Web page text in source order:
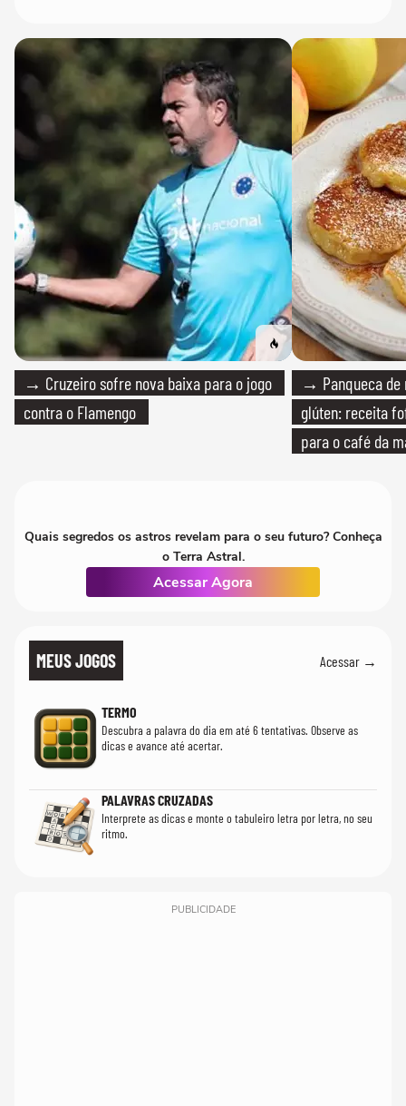
→ Cruzeiro sofre nova baixa para o jogo
contra o Flamengo
→ Panqueca de
glúten: receita
para o café da
Quais segredos os astros revelam para o seu futuro? Conheça
o Terra Astral.
Acessar Agora
MEUS JOGOS Acessar →
TERMO
Descubra a palavra do dia em até 6 tentativas. Observe as
dicas e avance até acertar.
PALAVRAS CRUZADAS
Interprete as dicas e monte o tabuleiro letra por letra, no seu
ritmo.
PUBLICIDADE